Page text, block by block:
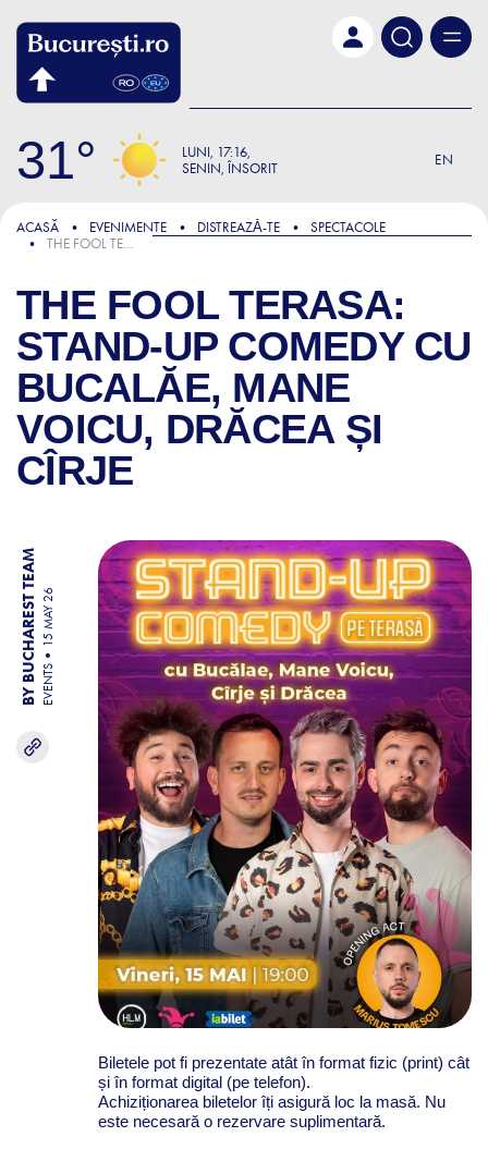
31 LUNI 17:16
SENIN, ÎNSORIT
EN
ACASĂ EVENIMENTE DISTREAZǍ-TE
SPECTACOLE
THE FOOL TERASA: STAND-UP COMEDY CU BUCALĂE, MANE VOICU, DRĂCEA ȘI CÎRJE
THE FOOL TERASA:
STAND-UP COMEDY CU
BUCALĂE, MANE
VOICU, DRĂCEA ȘI
CÎRJE
BY BUCHAREST TEAM EVENTS
15 MAY 26
Biletele pot fi prezentate atât în format fizic (print) cât
și în format digital (pe telefon).
Achiziționarea biletelor îți asigură loc la masă. Nu
este necesară o rezervare suplimentară.